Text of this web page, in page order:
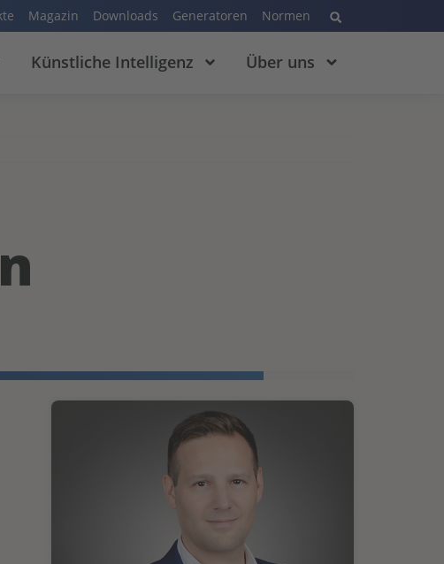
Magazin Downloads Generatoren Normen
Künstliche Intelligenz Über uns